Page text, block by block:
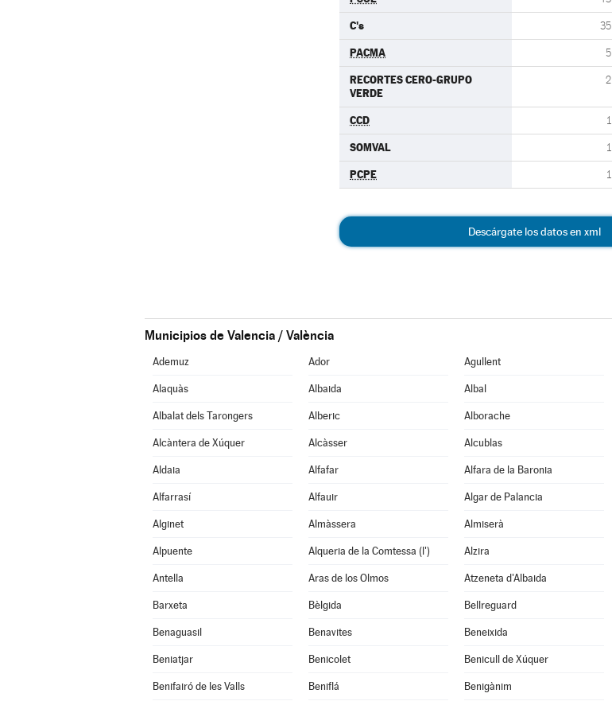
C's 35
PACMA 5
RECORTES CERO-GRUPO
VERDE
2
CCD 1
SOMVAL 1
PCPE 1
Descárgate los datos en xml
Municipios de Valencia / València
Ademuz Ador Agullent
Alaquàs Albaida Albal
Albalat dels Tarongers Alberic Alborache
Alcàntera de Xúquer Alcàsser Alcublas
Aldaia Alfafar Alfara de la Baronia
Alfarrasí Alfauir Algar de Palancia
Alginet Almàssera Almiserà
Alpuente Alqueria de la Comtessa (l') Alzira
Antella Aras de los Olmos Atzeneta d'Albaida
Barxeta Bèlgida Bellreguard
Benaguasil Benavites Beneixida
Beniatjar Benicolet Benicull de Xúquer
Benifairó de les Valls Beniflá Benigànim